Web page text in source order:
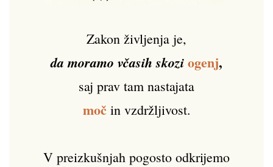
Zakon življenja je,
da moramo včasih skoziogenj,
saj prav tam nastajata
močin vzdržljivost.
V preizkušnjah pogosto odkrijemo